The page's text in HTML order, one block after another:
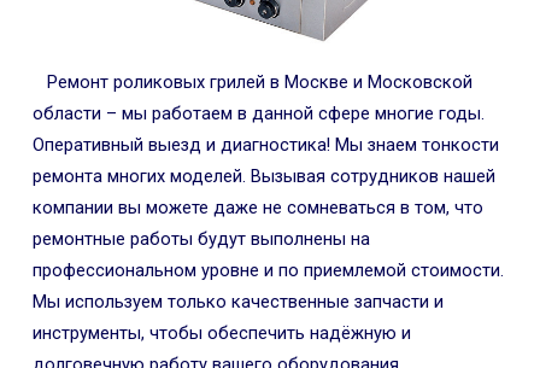
Ремонт роликовых грилей в Москве и Московской
области – мы работаем в данной сфере многие годы.
Оперативный выезд и диагностика! Мы знаем тонкости
ремонта многих моделей. Вызывая сотрудников нашей
компании вы можете даже не сомневаться в том, что
ремонтные работы будут выполнены на
профессиональном уровне и по приемлемой стоимости.
Мы используем только качественные запчасти и
инструменты, чтобы обеспечить надёжную и